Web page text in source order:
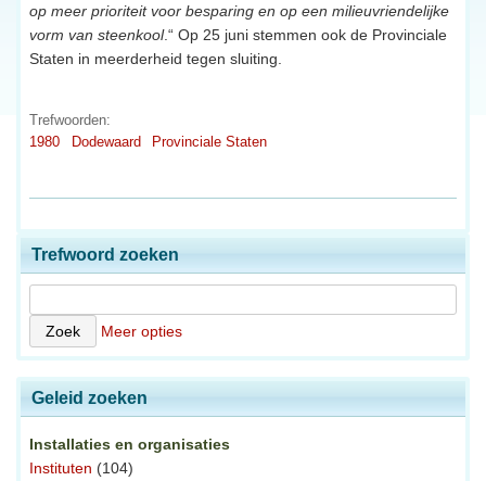
op meer prioriteit voor besparing en op een milieuvriendelijke
vorm van steenkool.“ Op 25 juni stemmen ook de Provinciale
Staten in meerderheid tegen sluiting.
Trefwoorden:
1980
Dodewaard Provinciale Staten
Trefwoord zoeken
Meer opties
Geleid zoeken
Installaties en organisaties
Instituten (104)